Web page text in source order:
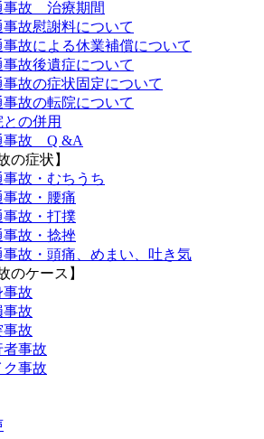
事故 治療期間
事故慰謝料について
事故による休業補償について
事故後遺症について
事故の症状固定について
事故の転院について
の併用
事故 Q &A
の症状】
事故・むちうち
事故・腰痛
事故・打撲
事故・捻挫
事故・頭痛、めまい、吐き気
のケース】
事故
事故
事故
者事故
ク事故